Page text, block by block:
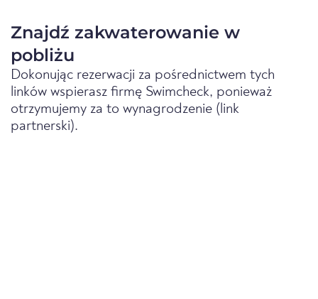
Znajdź zakwaterowanie w
pobliżu
Dokonując rezerwacji za pośrednictwem tych
linków wspierasz firmę Swimcheck, ponieważ
otrzymujemy za to wynagrodzenie (link
partnerski).